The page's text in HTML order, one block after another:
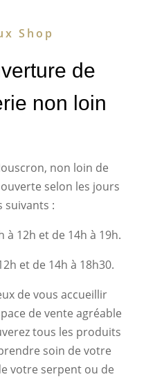
Shop
de
non loin
non loin de
selon les jours
suivants :
à 12h et de 14h à 19h.
et de 14h à 18h30.
de vous accueillir
de vente agréable
tous les produits
soin de votre
votre serpent ou de